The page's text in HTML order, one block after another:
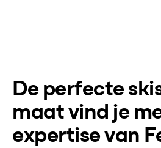
De perfecte
maat vind je
expertise van